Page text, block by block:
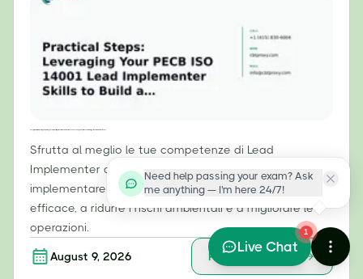
Sfrutta al meglio le tue competenze di Lead
Implementer della norma PECB ISO 14001. Impara a
implementare un sistema di gestione ambientale (SGA)
efficace, a ridurre i rischi ambientali e a migliorare le
operazioni.
August 9, 2026 Per saperne di più
Need help passing your exam? Ask
me anything — I'm here 24/7!
1
Live Chat